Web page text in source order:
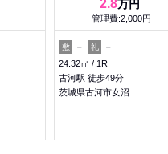
2.8万円
管理費:2,000円
敷 － 礼
－
24.32㎡
1R
古河駅 徒歩49分
茨城県古河市女沼